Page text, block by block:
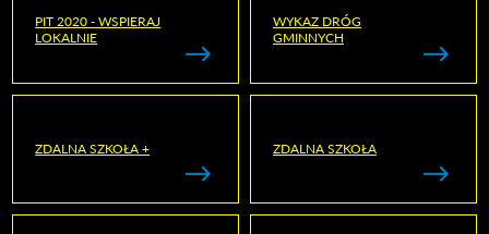
PIT 2020 - WSPIERAJ
LOKALNIE
WYKAZ DRÓG
GMINNYCH
ZDALNA SZKOŁA + ZDALNA SZKOŁA